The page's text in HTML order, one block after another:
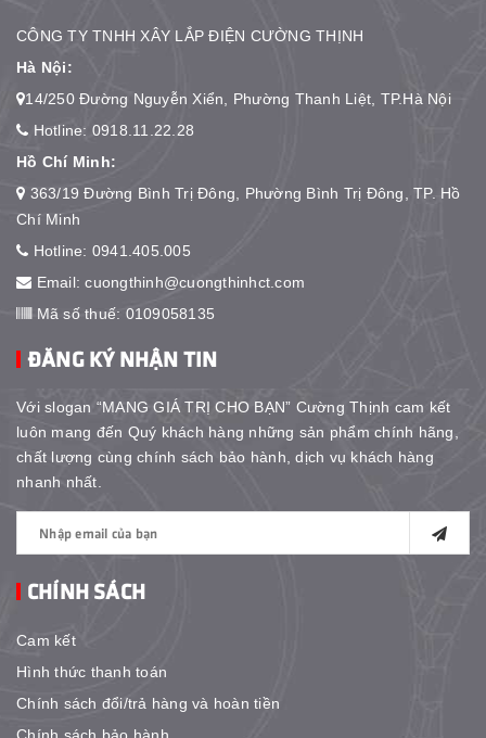
CÔNG TY TNHH XÂY LẮP ĐIỆN CƯỜNG THỊNH
Hà Nội:
14/250 Đường Nguyễn Xiển, Phường Thanh Liệt, TP.Hà Nội
Hotline: 0918.11.22.28
Hồ Chí Minh:
363/19 Đường Bình Trị Đông, Phường Bình Trị Đông, TP. Hồ
Chí Minh
Hotline: 0941.405.005
Email:cuongthinh@cuongthinhct.com
Mã số thuế: 0109058135
ĐĂNG KÝ NHẬN TIN
Với slogan “MANG GIÁ TRỊ CHO BẠN” Cường Thịnh cam kết
luôn mang đến Quý khách hàng những sản phẩm chính hãng,
chất lượng cùng chính sách bảo hành, dịch vụ khách hàng
nhanh nhất.
CHÍNH SÁCH
Cam kết
Hình thức thanh toán
Chính sách đổi/trả hàng và hoàn tiền
Chính sách bảo hành